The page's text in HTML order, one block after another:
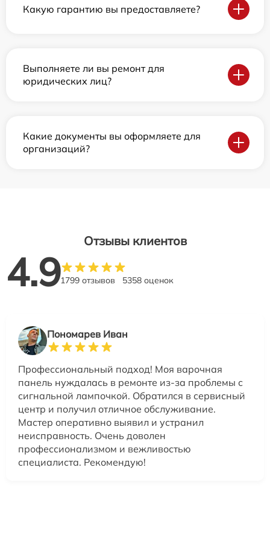
Какую гарантию вы предоставляете?
Выполняете ли вы ремонт для
юридических лиц?
Какие документы вы оформляете для
организаций?
Отзывы клиентов
4.91799 отзывов 5358 оценок
Пономарев Иван
Профессиональный подход! Моя варочная
панель нуждалась в ремонте из-за проблемы с
сигнальной лампочкой. Обратился в сервисный
центр и получил отличное обслуживание.
Мастер оперативно выявил и устранил
неисправность. Очень доволен
профессионализмом и вежливостью
специалиста. Рекомендую!